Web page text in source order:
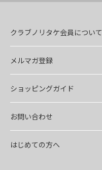
クラブノリタケ会員について
メルマガ登録
ショッピングガイド
お問い合わせ
はじめての方へ